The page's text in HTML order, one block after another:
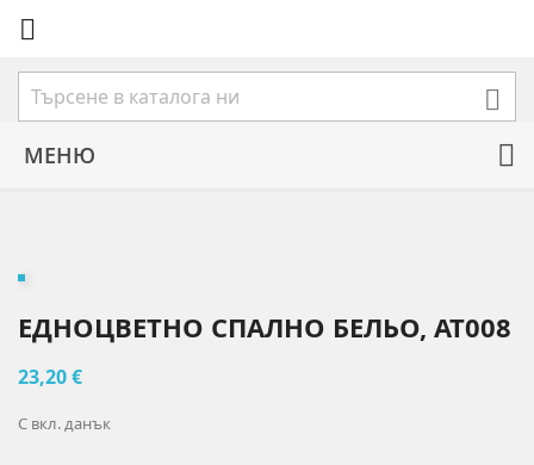


МЕНЮ
ЕДНОЦВЕТНО СПАЛНО БЕЛЬО, AT008
23,20 €
С вкл. данък